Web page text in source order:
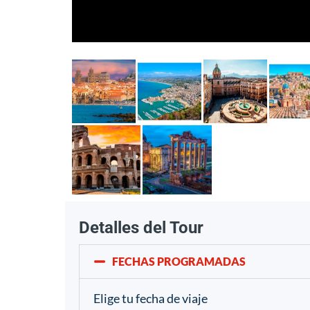
Detalles del Tour
FECHAS PROGRAMADAS
Elige tu fecha de viaje